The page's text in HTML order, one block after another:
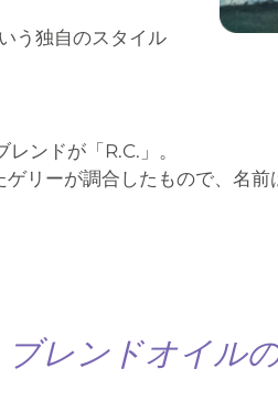
う独自のスタイル
ンドが「R.C.」。
リーが調合したもので、名
ブレンドオイル